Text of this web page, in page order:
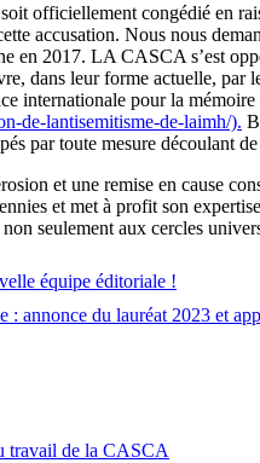
officiellement congédié en
accusation. Nous nous
en 2017. LA CASCA s’est
dans leur forme actuelle, par
internationale pour la
de-lantisemitisme-de-laimh/).
par toute mesure découlant
et une remise en cause
et met à profit son
non seulement aux cercles
équipe éditoriale !
annonce du lauréat 2023 et
travail de la CASCA